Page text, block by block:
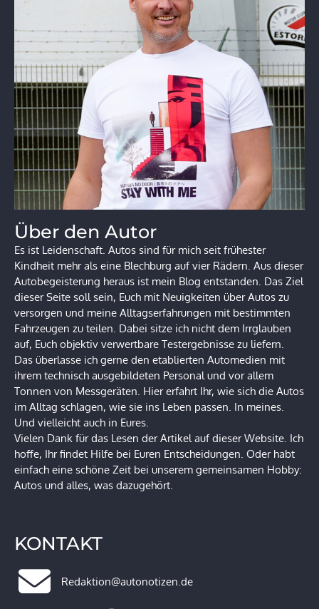
Über den Autor
Es ist Leidenschaft. Autos sind für mich seit frühester
Kindheit mehr als eine Blechburg auf vier Rädern. Aus dieser
Autobegeisterung heraus ist mein Blog entstanden. Das Ziel
dieser Seite soll sein, Euch mit Neuigkeiten über Autos zu
versorgen und meine Alltagserfahrungen mit bestimmten
Fahrzeugen zu teilen. Dabei sitze ich nicht dem Irrglauben
auf, Euch objektiv verwertbare Testergebnisse zu liefern.
Das überlasse ich gerne den etablierten Automedien mit
ihrem technisch ausgebildeten Personal und vor allem
Tonnen von Messgeräten. Hier erfahrt Ihr, wie sich die Autos
im Alltag schlagen, wie sie ins Leben passen. In meines.
Und vielleicht auch in Eures.
Vielen Dank für das Lesen der Artikel auf dieser Website. Ich
hoffe, Ihr findet Hilfe bei Euren Entscheidungen. Oder habt
einfach eine schöne Zeit bei unserem gemeinsamen Hobby:
Autos und alles, was dazugehört.
KONTAKT
Redaktion@autonotizen.de